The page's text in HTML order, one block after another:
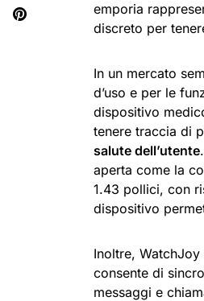
emporia
discreto per
In un mercato
d’uso e per le
dispositivo
tenere traccia di
salute dell’utente
aperta come la
1.43 pollici, con
dispositivo
Inoltre,
consente di
messaggi e